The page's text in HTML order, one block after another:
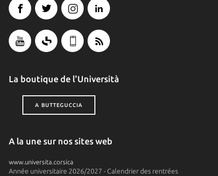
La boutique de l'Università
A BUTTEGUCCIA
A la une sur nos sites web
www.universita.corsica
Année universitaire 2026/2027 - Calendrier des rentrées